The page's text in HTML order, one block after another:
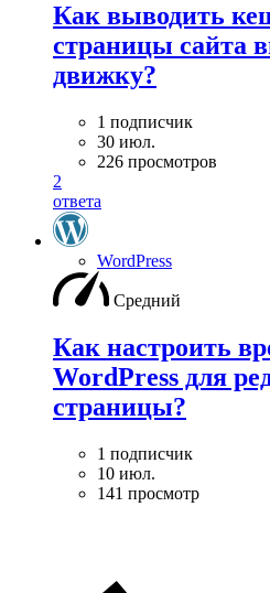
Как выводить
страницы сайта
движку?
1 подписчик
30 июл.
226 просмотров
2
ответа
WordPress
Средний
Как настроить
WordPress для
страницы?
1 подписчик
10 июл.
141 просмотр